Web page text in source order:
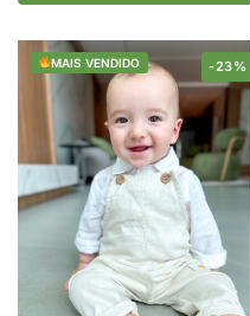
-23%
MAIS VENDIDO